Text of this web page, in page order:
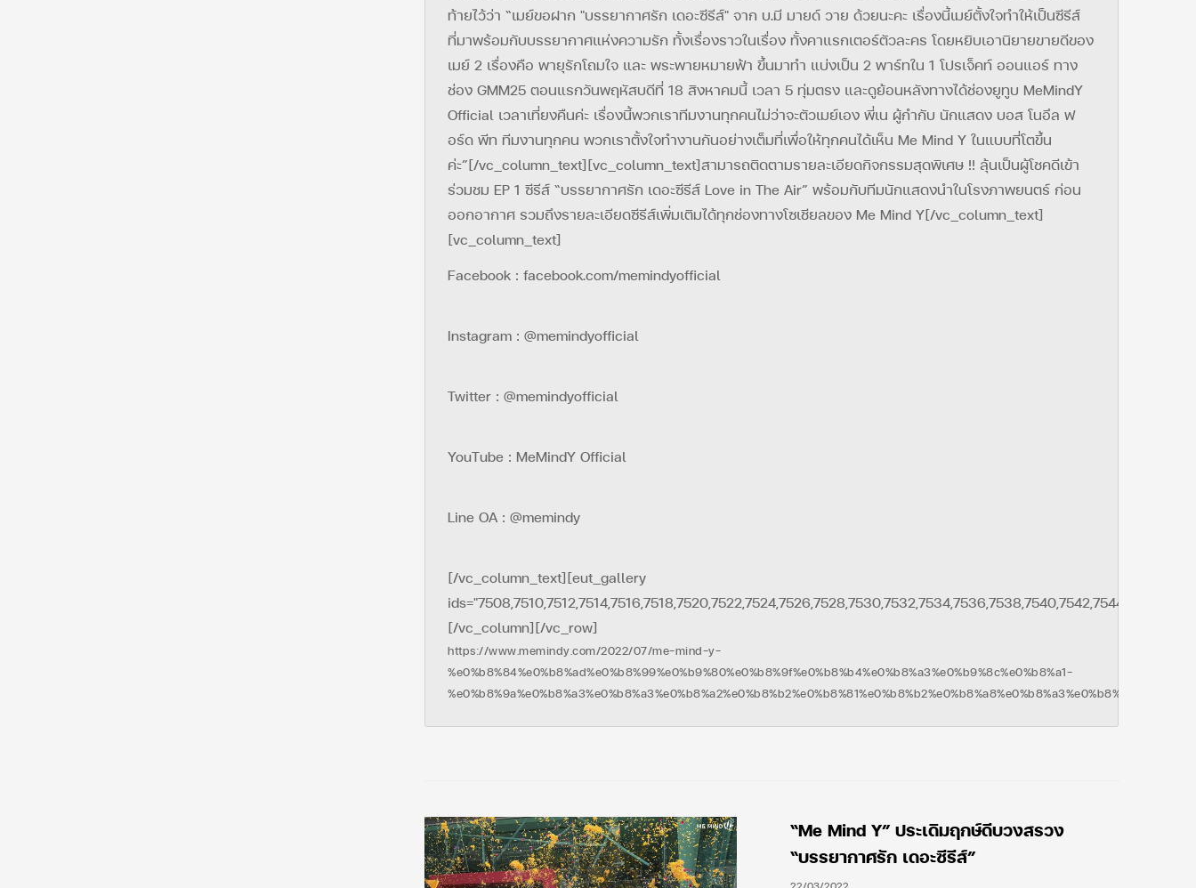
ท้ายไว้ว่า “เมย์ขอฝาก "บรรยากาศรัก เดอะซีรีส์" จาก บ.มี มายด์ วาย ด้วยนะคะ เรื่องนี้เมย์ตั้งใจทำให้เป็นซีรีส์
ที่มาพร้อมกับบรรยากาศแห่งความรัก ทั้งเรื่องราวในเรื่อง ทั้งคาแรกเตอร์ตัวละคร โดยหยิบเอานิยายขายดีของ
เมย์ 2 เรื่องคือ พายุรักโถมใจ และ พระพายหมายฟ้า ขึ้นมาทำ แบ่งเป็น 2 พาร์ทใน 1 โปรเจ็คท์ ออนแอร์ ทาง
ช่อง GMM25 ตอนแรกวันพฤหัสบดีที่ 18 สิงหาคมนี้ เวลา 5 ทุ่มตรง และดูย้อนหลังทางได้ช่องยูทูบ MeMindY
Official เวลาเที่ยงคืนค่ะ เรื่องนี้พวกเราทีมงานทุกคนไม่ว่าจะตัวเมย์เอง พี่เน ผู้กำกับ นักแสดง บอส โนอึล ฟ
อร์ด พีท ทีมงานทุกคน พวกเราตั้งใจทำงานกันอย่างเต็มที่เพื่อให้ทุกคนได้เห็น Me Mind Y ในแบบที่โตขึ้น
ค่ะ”[/vc_column_text][vc_column_text]สามารถติดตามรายละเอียดกิจกรรมสุดพิเศษ !! ลุ้นเป็นผู้โชคดีเข้า
ร่วมชม EP 1 ซีรีส์ “บรรยากาศรัก เดอะซีรีส์ Love in The Air” พร้อมกับทีมนักแสดงนำในโรงภาพยนตร์ ก่อน
ออกอากาศ รวมถึงรายละเอียดซีรีส์เพิ่มเติมได้ทุกช่องทางโซเชียลของ Me Mind Y[/vc_column_text]
[vc_column_text]
Facebook : facebook.com/memindyofficial
Instagram : @memindyofficial
Twitter : @memindyofficial
YouTube : MeMindY Official
Line OA : @memindy
[/vc_column_text][eut_gallery
ids="7508,7510,7512,7514,7516,7518,7520,7522,7524,7526,7528,7530,7532,7534,7536,7538,7540,7542,7544,7546"]
[/vc_column][/vc_row]
https://www.memindy.com/2022/07/me-mind-y-
%e0%b8%84%e0%b8%ad%e0%b8%99%e0%b9%80%e0%b8%9f%e0%b8%b4%e0%b8%a3%e0%b9%8c%e0%b8%a1-
%e0%b8%9a%e0%b8%a3%e0%b8%a3%e0%b8%a2%e0%b8%b2%e0%b8%81%e0%b8%b2%e0%b8%a8%e0%b8%a3%e0%b8%b1/
“Me Mind Y” ประเดิมฤกษ์ดีบวงสรวง
“บรรยากาศรัก เดอะซีรีส์”